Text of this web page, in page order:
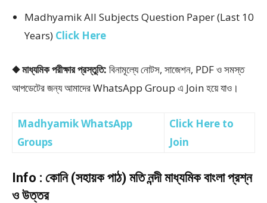
Madhyamik All Subjects Question Paper (Last 10
Years) Click Here
◆ মাধ্যমিক পরীক্ষার প্রস্তুতি: বিনামূল্যে নোটস, সাজেশন, PDF ও সমস্ত
আপডেটের জন্য আমাদের WhatsApp Group এ Join হয়ে যাও।
Madhyamik WhatsApp
Groups
Click Here to
Join
Info : কোনি (সহায়ক পাঠ) মতি নন্দী মাধ্যমিক বাংলা প্রশ্ন
ও উত্তর